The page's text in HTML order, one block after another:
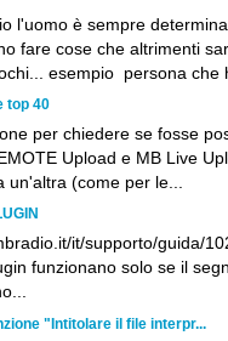
l'uomo è sempre
fare cose che altrimenti
esempio persona che
top 40
per chiedere se fosse
Upload e MB Live
un'altra (come per le...
it/supporto/guida/
funzionano solo se il
"Intitolare il file interpr...